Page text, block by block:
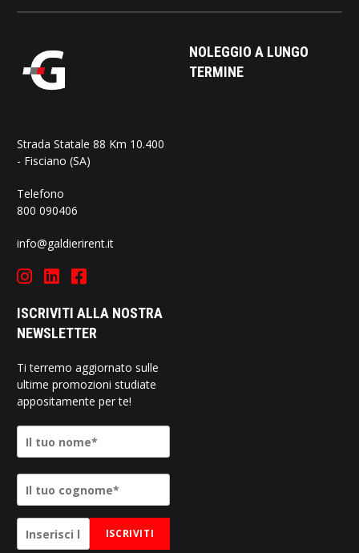
Strada Statale 88 Km 10.400
- Fisciano (SA)
Telefono
800 090406
info@galdierirent.it
ISCRIVITI ALLA NOSTRA
NEWSLETTER
Ti terremo aggiornato sulle
ultime promozioni studiate
appositamente per te!
ISCRIVITI
NOLEGGIO A LUNGO
TERMINE